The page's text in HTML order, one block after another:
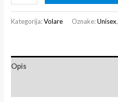
Kategorija:Volare Oznake:Unisex,
Opis